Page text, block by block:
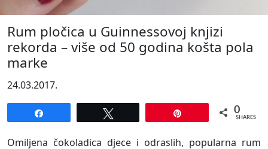
Rum pločica u Guinnessovoj knjizi
rekorda – više od 50 godina košta pola
marke
24.03.2017.
0
SHARES
Omiljena čokoladica djece i odraslih, popularna rum